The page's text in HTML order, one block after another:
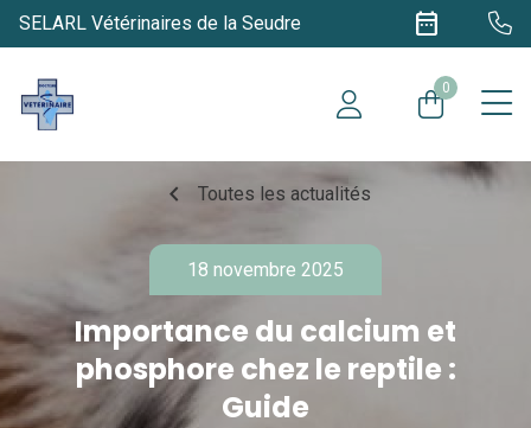
SELARL Vétérinaires de la Seudre date_range
0
chevron_left Toutes les actualités
18 novembre 2025
Importance du calcium et
phosphore chez le reptile :
Guide